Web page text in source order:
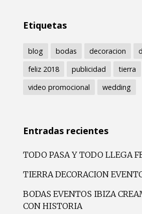
Etiquetas
blog bodas decoracion
feliz 2018
publicidad
tierra
video promocional
wedding
Entradas recientes
TODO PASA Y TODO LLEGA
TIERRA DECORACION
BODAS EVENTOS IBIZA
CON HISTORIA